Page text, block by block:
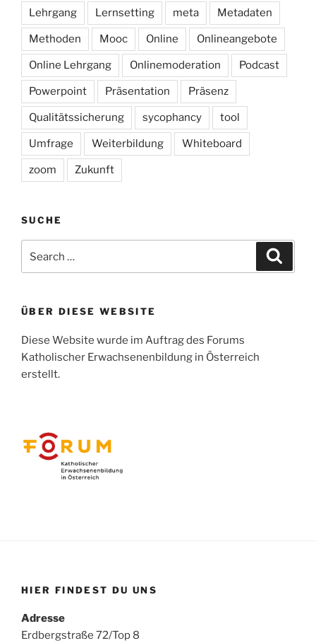
Lehrgang Lernsetting meta Metadaten
Methoden Mooc Online Onlineangebote
Online Lehrgang Onlinemoderation Podcast
Powerpoint Präsentation Präsenz
Qualitätssicherung sycophancy tool
Umfrage Weiterbildung Whiteboard
zoom Zukunft
SUCHE
for:
ÜBER DIESE WEBSITE
Diese Website wurde im Auftrag des Forums
Katholischer Erwachsenenbildung in Österreich
erstellt.
HIER FINDEST DU UNS
Adresse
Erdbergstraße 72/Top 8